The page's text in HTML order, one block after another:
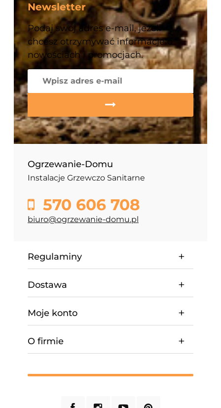
Newsletter
Podaj swój adres e-mail, jeżeli
chcesz otrzymywać informacje o
nowościach i promocjach.
Ogrzewanie-Domu
Instalacje Grzewczo Sanitarne
570 606 708
biuro@ogrzewanie-domu.pl
Regulaminy
Dostawa
Moje konto
O firmie